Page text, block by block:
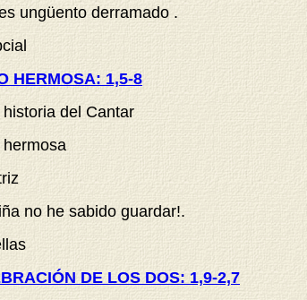
ungüento derramado .
HERMOSA: 1,5-8
del Cantar
no he sabido guardar!.
DE LOS DOS: 1,9-2,7